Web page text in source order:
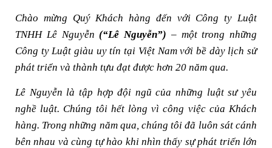
Chào mừng Quý Khách hàng đến với Công ty Luật
TNHH Lê Nguyễn(“Lê Nguyễn”) – một trong những
Công ty Luật giàu uy tín tại Việt Nam với bề dày lịch sử
phát triển và thành tựu đạt được hơn 20 năm qua.
Lê Nguyễn là tập hợp đội ngũ của những luật sư yêu
nghề luật. Chúng tôi hết lòng vì công việc của Khách
hàng. Trong những năm qua, chúng tôi đã luôn sát cánh
bên nhau và cùng tự hào khi nhìn thấy sự phát triển lớn